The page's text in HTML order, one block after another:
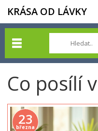
KRÁSA OD LÁVKY
Co posílí
23
března